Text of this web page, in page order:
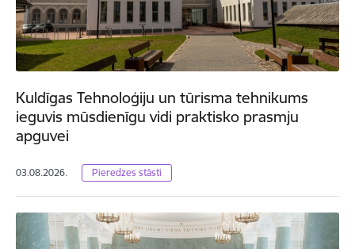
Kuldīgas Tehnoloģiju un tūrisma tehnikums
ieguvis mūsdienīgu vidi praktisko prasmju
apguvei
03.08.2026. Pieredzes stāsti